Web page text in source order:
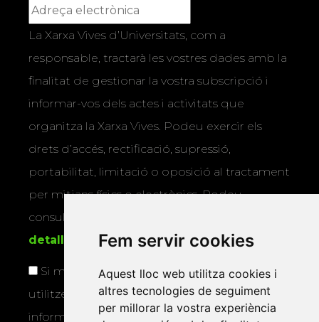
Fem servir cookies
Aquest lloc web utilitza cookies i
altres tecnologies de seguiment
per millorar la vostra experiència
La Xarxa Vives d’Universitats, com a
responsable, tractarà les vostres dades amb la
finalitat de gestionar la vostra subscripció i
informar-vos dels actes i activitats que
organitza la Xarxa Vives. Podeu exercir els
drets d’accés, rectificació, supressió,
portabilitat, limitació o oposició al tractament
per mitjans físics o electrònics. Podeu
consultar la
detallada sobre protecció de dades.
Si marqueu aquesta casella, consentiu que
utilitzem les vostres dades per a enviar-vos
informació sobre els actes i activitats que